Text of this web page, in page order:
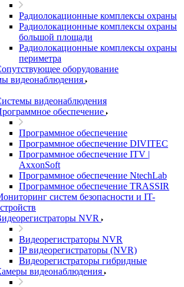
Радиолокационные комплексы охраны
Радиолокационные комплексы охраны
большой площади
Радиолокационные комплексы охраны
периметра
оборудование
видеонаблюдения
видеонаблюдения
обеспечение
Программное обеспечение
Программное обеспечение DIVITEC
Программное обеспечение ITV |
AxxonSoft
Программное обеспечение NtechLab
Программное обеспечение TRASSIR
систем безопасности и IT-
NVR
Видеорегистраторы NVR
IP видеорегистраторы (NVR)
Видеорегистраторы гибридные
видеонаблюдения